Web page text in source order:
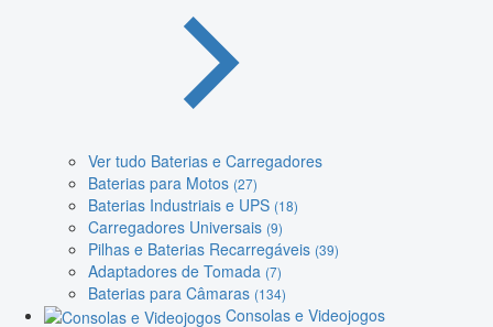
Ver tudo Baterias e Carregadores
Baterias para Motos (27)
Baterias Industriais e UPS (18)
Carregadores Universais (9)
Pilhas e Baterias Recarregáveis (39)
Adaptadores de Tomada (7)
Baterias para Câmaras (134)
Consolas e Videojogos